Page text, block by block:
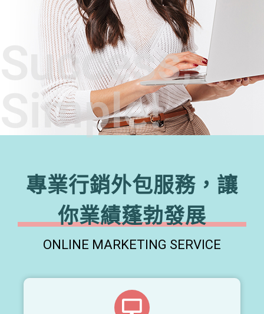
Success,
Simple!
專業行銷外包服務，讓
你業績蓬勃發展
ONLINE MARKETING SERVICE